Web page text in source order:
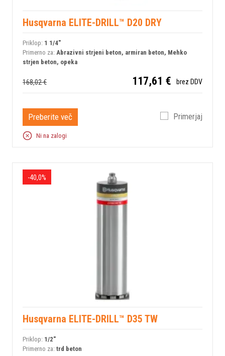
Husqvarna ELITE-DRILL™ D20 DRY
Priklop: 1 1/4"
Primerno za: Abrazivni strjeni beton, armiran beton, Mehko
strjen beton, opeka
168,02 € 117,61 € brez DDV
Preberite več Primerjaj
Ni na zalogi
-40,0%
Husqvarna ELITE-DRILL™ D35 TW
Priklop: 1/2"
Primerno za: trd beton